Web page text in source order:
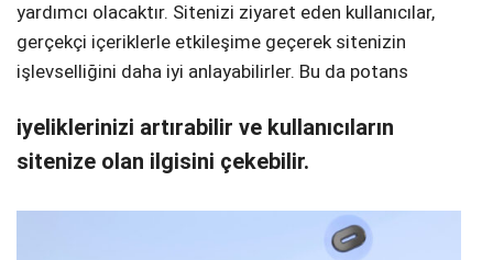
yardımcı olacaktır. Sitenizi ziyaret eden kullanıcılar,
gerçekçi içeriklerle etkileşime geçerek sitenizin
işlevselliğini daha iyi anlayabilirler. Bu da potans
iyeliklerinizi artırabilir ve kullanıcıların
sitenize olan ilgisini çekebilir.